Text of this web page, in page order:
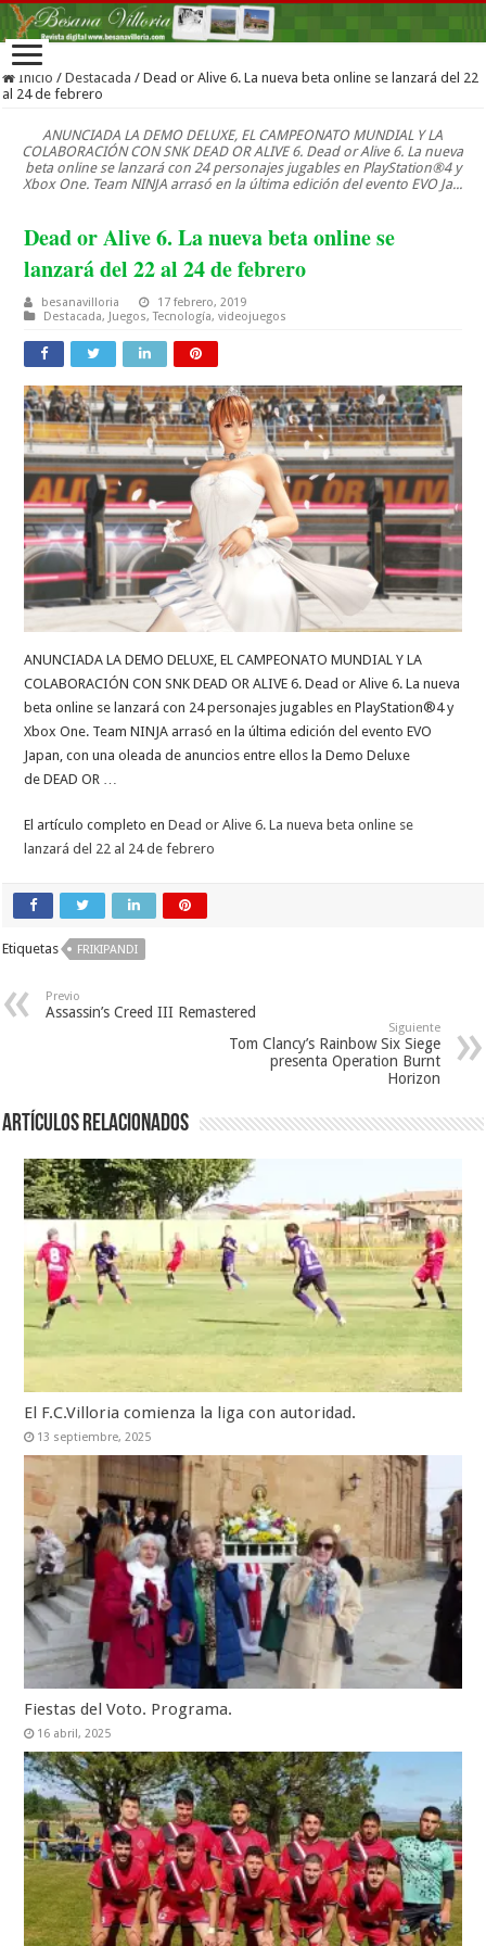
Inicio / Destacada / Dead or Alive 6. La nueva beta online se lanzará del 22
al 24 de febrero
ANUNCIADA LA DEMO DELUXE, EL CAMPEONATO MUNDIAL Y LA
COLABORACIÓN CON SNK DEAD OR ALIVE 6. Dead or Alive 6. La nueva
beta online se lanzará con 24 personajes jugables en PlayStation®4 y
Xbox One. Team NINJA arrasó en la última edición del evento EVO Ja...
Dead or Alive 6. La nueva beta online se
lanzará del 22 al 24 de febrero
besanavilloria
17 febrero, 2019
Destacada, Juegos,Tecnología,videojuegos
ANUNCIADA LA DEMO DELUXE, EL CAMPEONATO MUNDIAL Y LA
COLABORACIÓN CON SNK DEAD OR ALIVE 6. Dead or Alive 6. La nueva
beta online se lanzará con 24 personajes jugables en PlayStation®4 y
Xbox One. Team NINJA arrasó en la última edición del evento EVO
Japan, con una oleada de anuncios entre ellos la Demo Deluxe
de DEAD OR …
El artículo completo enDead or Alive 6. La nueva beta online se
lanzará del 22 al 24 de febrero
Etiquetas FRIKIPANDI
Previo
Assassin’s Creed III Remastered
Siguiente
Tom Clancy’s Rainbow Six Siege
presenta Operation Burnt
Horizon
Artículos relacionados
El F.C.Villoria comienza la liga con autoridad.
13 septiembre, 2025
Fiestas del Voto. Programa.
16 abril, 2025